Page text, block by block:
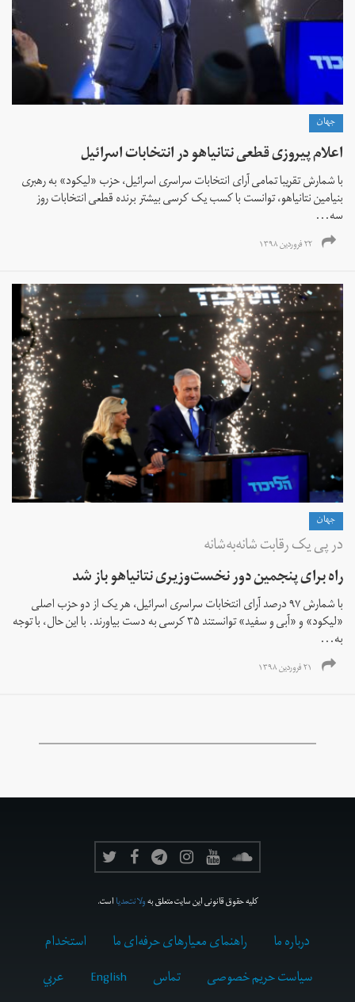
جهان
اعلام پیروزی قطعی نتانیاهو در انتخابات اسرائیل
با شمارش تقریبا تمامی آرای انتخابات سراسری اسرائیل، حزب «لیکود» به رهبری
بنیامین نتانیاهو، توانست با کسب یک کرسی بیشتر برنده قطعی انتخابات روز
سه‌...
۲۲ فروردین ۱۳۹۸
جهان
در پی یک رقابت شانه‌به‌شانه
راه برای پنجمین دور نخست‌وزیری نتانیاهو باز شد
با شمارش ۹۷ درصد آرای انتخابات سراسری اسرائیل، هر یک از دو حزب اصلی
«لیکود» و «آبی و سفید» توانستند ۳۵ کرسی به دست بیاورند. با این حال، با توجه
به...
۲۱ فروردین ۱۳۹۸
کلیه حقوق قانونی این سایت متعلق بهولانت‌مدیااست.
درباره ما راهنمای معیارهای حرفه‌ای ما
استخدام
سیاست حریم خصوصی
تماس English
عربي